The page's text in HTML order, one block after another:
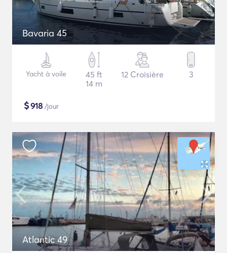
Bavaria 45
Yacht à voile
45 ft
14 m
12 Croisière 3
$918 /jour
Atlantic 49